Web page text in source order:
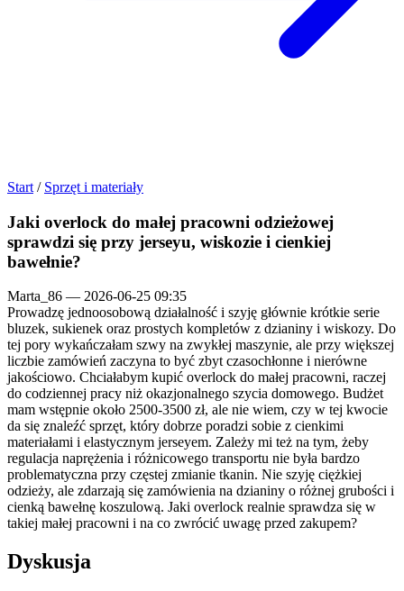
Start / Sprzęt i materiały
Jaki overlock do małej pracowni odzieżowej
sprawdzi się przy jerseyu, wiskozie i cienkiej
bawełnie?
Marta_86 — 2026-06-25 09:35
Prowadzę jednoosobową działalność i szyję głównie krótkie serie
bluzek, sukienek oraz prostych kompletów z dzianiny i wiskozy. Do
tej pory wykańczałam szwy na zwykłej maszynie, ale przy większej
liczbie zamówień zaczyna to być zbyt czasochłonne i nierówne
jakościowo. Chciałabym kupić overlock do małej pracowni, raczej
do codziennej pracy niż okazjonalnego szycia domowego. Budżet
mam wstępnie około 2500-3500 zł, ale nie wiem, czy w tej kwocie
da się znaleźć sprzęt, który dobrze poradzi sobie z cienkimi
materiałami i elastycznym jerseyem. Zależy mi też na tym, żeby
regulacja naprężenia i różnicowego transportu nie była bardzo
problematyczna przy częstej zmianie tkanin. Nie szyję ciężkiej
odzieży, ale zdarzają się zamówienia na dzianiny o różnej grubości i
cienką bawełnę koszulową. Jaki overlock realnie sprawdza się w
takiej małej pracowni i na co zwrócić uwagę przed zakupem?
Dyskusja